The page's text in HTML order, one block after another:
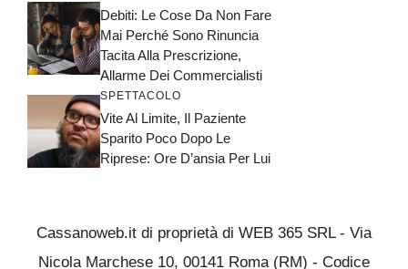
Debiti: Le Cose Da Non Fare
Mai Perché Sono Rinuncia
Tacita Alla Prescrizione,
Allarme Dei Commercialisti
SPETTACOLO
Vite Al Limite, Il Paziente
Sparito Poco Dopo Le
Riprese: Ore D’ansia Per Lui
Cassanoweb.it di proprietà di WEB 365 SRL - Via
Nicola Marchese 10, 00141 Roma (RM) - Codice